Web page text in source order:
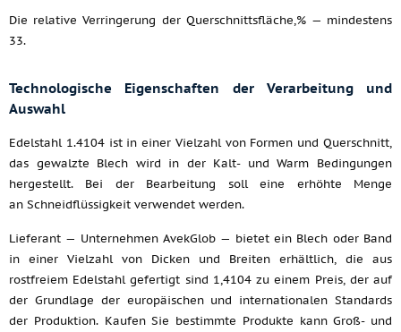
Die relative Verringerung der Querschnittsfläche,% — mindestens
33.
Technologische Eigenschaften der Verarbeitung und
Auswahl
Edelstahl 1.4104 ist in einer Vielzahl von Formen und Querschnitt,
das gewalzte Blech wird in der Kalt- und Warm Bedingungen
hergestellt. Bei der Bearbeitung soll eine erhöhte Menge
an Schneidflüssigkeit verwendet werden.
Lieferant — Unternehmen AvekGlob — bietet ein Blech oder Band
in einer Vielzahl von Dicken und Breiten erhältlich, die aus
rostfreiem Edelstahl gefertigt sind 1,4104 zu einem Preis, der auf
der Grundlage der europäischen und internationalen Standards
der Produktion. Kaufen Sie bestimmte Produkte kann Groß- und